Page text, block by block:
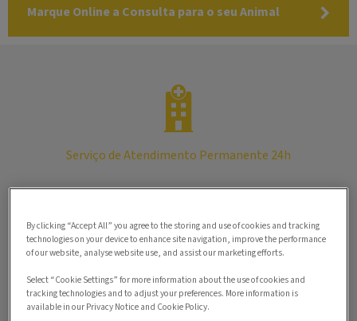
Marque Online a Consulta para o seu Animal
Serviço de Atendimento Permanente 24h
By clicking “Accept All” you agree to the storing and use of cookies and tracking
technologies on your device to enhance site navigation, improve the performance
of our website, analyse website use, and assist our marketing efforts.
Select “Cookie Settings” for more information about the use of cookies and
tracking technologies and to adjust your preferences. More information is
available in our Privacy Notice and Cookie Policy.